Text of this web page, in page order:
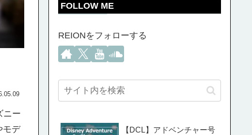
ニー
モデ
FOLLOW ME
REIONをフォローする
【DCL】アドベンチャー号